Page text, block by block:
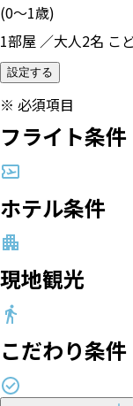
(0〜1歳)
1部屋 ／大人2名 こ
設定する
※ 必須項目
フライト条件
ホテル条件
現地観光
こだわり条件